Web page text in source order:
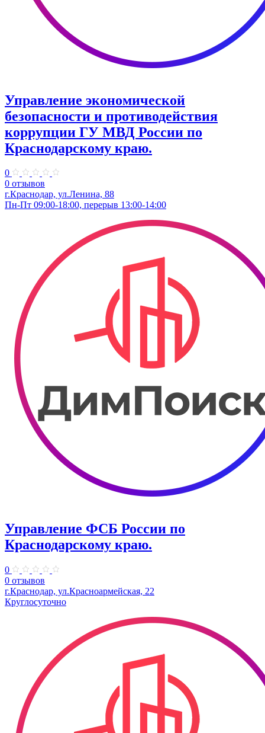
Управление экономической
безопасности и противодействия
коррупции ГУ МВД России по
Краснодарскому краю.
0
0 отзывов
г.Краснодар, ул.​Ленина, 88
Пн-Пт 09:00-18:00, перерыв 13:00-14:00
Управление ФСБ России по
Краснодарскому краю.
0
0 отзывов
г.Краснодар, ул.​Красноармейская, 22
Круглосуточно